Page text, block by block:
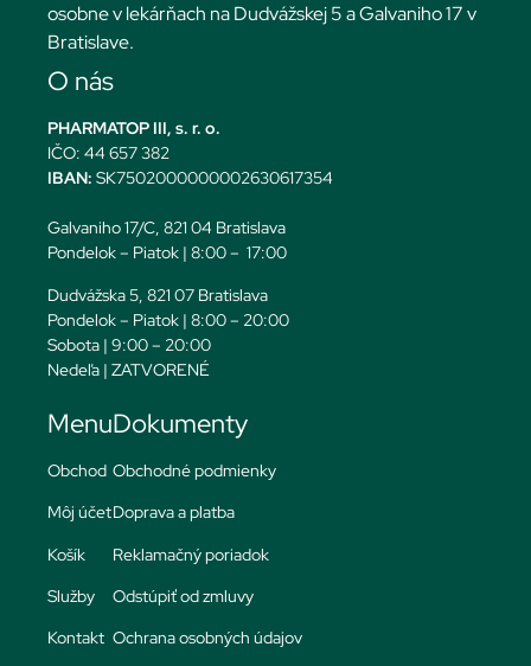
osobne v lekárňach na Dudvážskej 5 a Galvaniho 17 v
Bratislave.
O nás
PHARMATOP III, s. r. o.
IČO: 44 657 382
IBAN: SK7502000000002630617354
Galvaniho 17/C, 821 04 Bratislava
Pondelok – Piatok | 8:00 – 17:00
Dudvážska 5, 821 07 Bratislava
Pondelok – Piatok | 8:00 – 20:00
Sobota | 9:00 – 20:00
Nedeľa | ZATVORENÉ
Menu
Obchod
Môj účet
Košík
Služby
Kontakt
Dokumenty
Obchodné podmienky
Doprava a platba
Reklamačný poriadok
Odstúpiť od zmluvy
Ochrana osobných údajov